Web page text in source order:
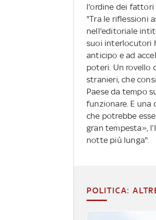
l'ordine dei fattori
"Tra le riflessioni
nell'editoriale
suoi interlocutori
anticipo e ad
poteri. Un rovello
stranieri, che
Paese da tempo
funzionare. E
che potrebbe
gran tempesta»,
notte più lunga".
POLITICA: